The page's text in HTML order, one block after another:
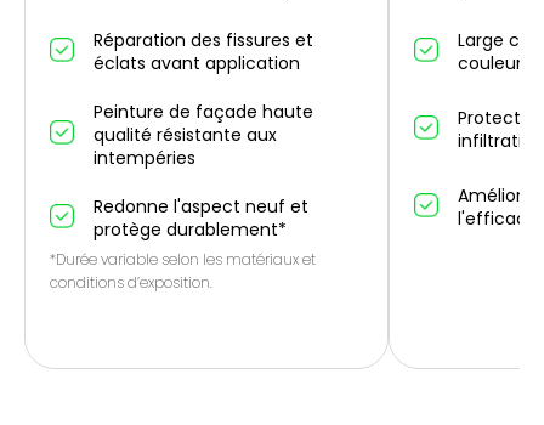
Réparation des fissures et
éclats avant application
Peinture de façade haute
qualité résistante aux
intempéries
Redonne l'aspect neuf et
protège durablement*
*Durée variable selon les matériaux et
conditions d’exposition.
Large
couleurs